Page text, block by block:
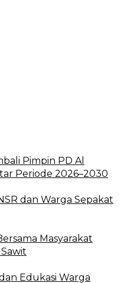
Pimpin PD Al
Periode 2026–2030
dan Warga Sepakat
Masyarakat
Edukasi Warga